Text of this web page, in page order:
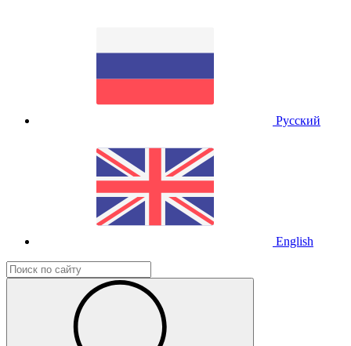
Русский
English